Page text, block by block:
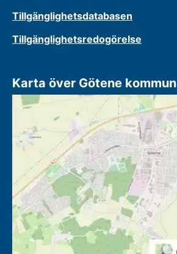
Tillgänglighetsdatabasen
Tillgänglighetsredogörelse
Karta över Götene kommun